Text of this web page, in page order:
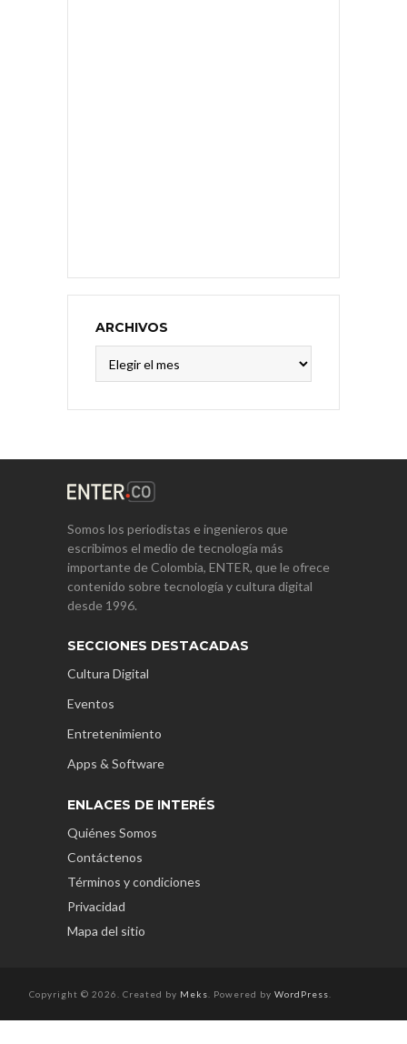
ARCHIVOS
Somos los periodistas e ingenieros que
escribimos el medio de tecnología más
importante de Colombia, ENTER, que le ofrece
contenido sobre tecnología y cultura digital
desde 1996.
SECCIONES DESTACADAS
Cultura Digital
Eventos
Entretenimiento
Apps & Software
ENLACES DE INTERÉS
Quiénes Somos
Contáctenos
Términos y condiciones
Privacidad
Mapa del sitio
Copyright © 2026. Created by Meks . Powered by WordPress